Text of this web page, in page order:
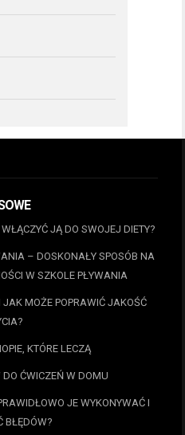
JĄ DO SWOJEJ DIETY?
– DOSKONAŁY SPOSÓB NA
W SZKOLE PŁYWANIA
MOŻE POPRAWIĆ JAKOŚĆ
KTÓRE LECZĄ
DO ĆWICZEŃ W DOMU
JE WYKONYWAĆ I
BŁĘDÓW?